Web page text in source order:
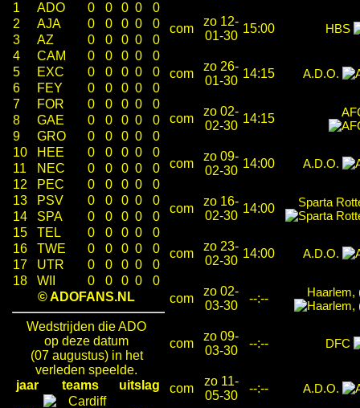
1
ADO 0 0 0 0
0
2
AJA 0 0 0 0
0
3
AZ 0 0 0 0
0
4
CAM 0 0 0 0
0
5
EXC 0 0 0 0
0
6
FEY 0 0 0 0
0
7
FOR 0 0 0 0
0
8
GAE 0 0 0 0
0
9
GRO 0 0 0 0
0
10
HEE 0 0 0 0
0
11
NEC 0 0 0 0
0
12
PEC 0 0 0 0
0
13
PSV 0 0 0 0
0
14
SPA 0 0 0 0
0
15
TEL 0 0 0 0
0
16
TWE 0 0 0 0
0
17
UTR 0 0 0 0
0
18
WII 0 0 0 0
0
© ADOFANS.NL
Wedstrijden die ADO
op deze datum
(07 augustus) in het
verleden speelde.
jaar
teams uitslag
com
zo 12-
01-30
15:00 HBS
com
zo 26-
01-30
14:15 A.D.O.
com
zo 02-
02-30
14:15
com
zo 09-
02-30
14:00 A.D.O.
com
zo 16-
02-30
14:00 Sparta
com
zo 23-
02-30
14:00 A.D.O.
com
zo 02-
03-30
--:-- Haarlem,
com
zo 09-
03-30
--:-- DFC
com
zo 11-
05-30
--:-- A.D.O.